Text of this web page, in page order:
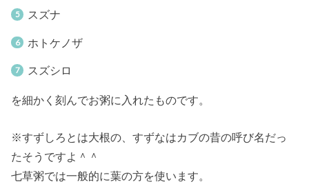
スズナ
ホトケノザ
スズシロ
を細かく刻んでお粥に入れたものです。
※すずしろとは大根の、すずなはカブの昔の呼び名だっ
たそうですよ＾＾
七草粥では一般的に葉の方を使います。